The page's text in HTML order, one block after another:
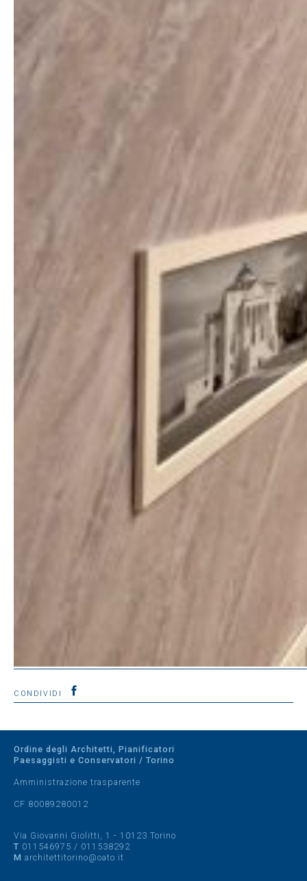
CONDIVIDI
Ordine degli Architetti, Pianificatori
Paesaggisti e Conservatori / Torino
Amministrazione trasparente
CF 80089280012
Via Giovanni Giolitti, 1 - 10123 Torino
T 011546975 / 011538292
M architettitorino@oato.it